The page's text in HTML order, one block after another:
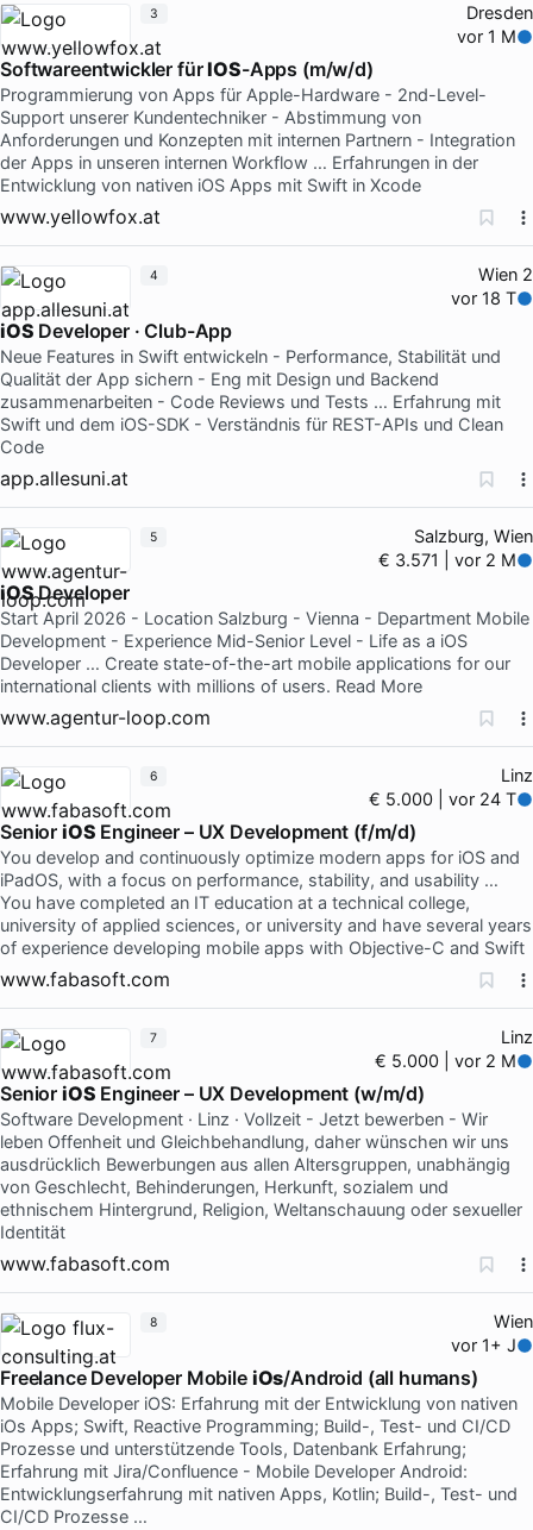
Dresden
vor 1 M
Softwareentwickler fürIOS-Apps (m/w/d)
Programmierung von Apps für Apple-Hardware - 2nd-Level-
Support unserer Kundentechniker - Abstimmung von
Anforderungen und Konzepten mit internen Partnern - Integration
der Apps in unseren internen Workflow … Erfahrungen in der
Entwicklung von nativen iOS Apps mit Swift in Xcode
www.yellowfox.at
3
Wien 2
vor 18 T
iOS Developer · Club-App
Neue Features in Swift entwickeln - Performance, Stabilität und
Qualität der App sichern - Eng mit Design und Backend
zusammenarbeiten - Code Reviews und Tests … Erfahrung mit
Swift und dem iOS-SDK - Verständnis für REST-APIs und Clean
Code
app.allesuni.at
4
Salzburg, Wien
€ 3.571 | vor 2 M
iOSDeveloper
Start April 2026 - Location Salzburg - Vienna - Department Mobile
Development - Experience Mid-Senior Level - Life as a iOS
Developer … Create state-of-the-art mobile applications for our
international clients with millions of users. Read More
www.agentur-loop.com
5
Linz
€ 5.000 | vor 24 T
Senior iOS Engineer – UX Development (f/m/d)
You develop and continuously optimize modern apps for iOS and
iPadOS, with a focus on performance, stability, and usability …
You have completed an IT education at a technical college,
university of applied sciences, or university and have several years
of experience developing mobile apps with Objective-C and Swift
www.fabasoft.com
6
Linz
€ 5.000 | vor 2 M
Senior iOS Engineer – UX Development (w/m/d)
Software Development · Linz · Vollzeit - Jetzt bewerben - Wir
leben Offenheit und Gleichbehandlung, daher wünschen wir uns
ausdrücklich Bewerbungen aus allen Altersgruppen, unabhängig
von Geschlecht, Behinderungen, Herkunft, sozialem und
ethnischem Hintergrund, Religion, Weltanschauung oder sexueller
Identität
www.fabasoft.com
7
Wien
vor 1+ J
Freelance Developer Mobile iOs/Android (all humans)
Mobile Developer iOS: Erfahrung mit der Entwicklung von nativen
iOs Apps; Swift, Reactive Programming; Build-, Test- und CI/CD
Prozesse und unterstützende Tools, Datenbank Erfahrung;
Erfahrung mit Jira/Confluence - Mobile Developer Android:
Entwicklungserfahrung mit nativen Apps, Kotlin; Build-, Test- und
CI/CD Prozesse …
8